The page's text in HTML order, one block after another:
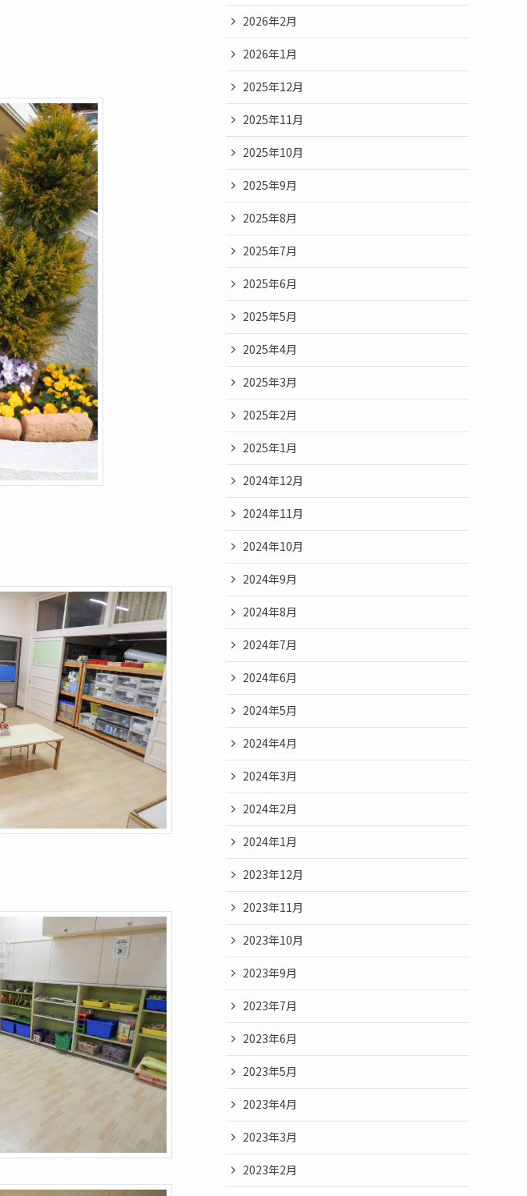
2026年2月
2026年1月
2025年12月
2025年11月
2025年10月
2025年9月
2025年8月
2025年7月
2025年6月
2025年5月
2025年4月
2025年3月
2025年2月
2025年1月
2024年12月
2024年11月
2024年10月
2024年9月
2024年8月
2024年7月
2024年6月
2024年5月
2024年4月
2024年3月
2024年2月
2024年1月
2023年12月
2023年11月
2023年10月
2023年9月
2023年7月
2023年6月
2023年5月
2023年4月
2023年3月
2023年2月